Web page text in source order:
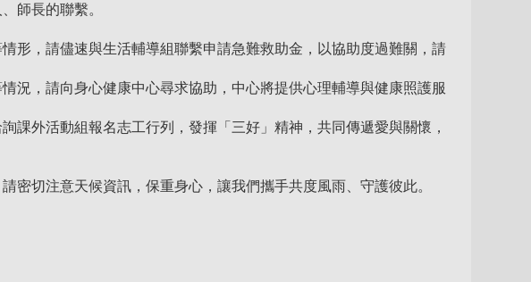
師長的聯繫。
形，請儘速與生活輔導組聯繫申請急難救助金，以協助度過難關，請
況，請向身心健康中心尋求協助，中心將提供心理輔導與健康照護服
課外活動組報名志工行列，發揮「三好」精神，共同傳遞愛與關懷，
密切注意天候資訊，保重身心，讓我們攜手共度風雨、守護彼此。